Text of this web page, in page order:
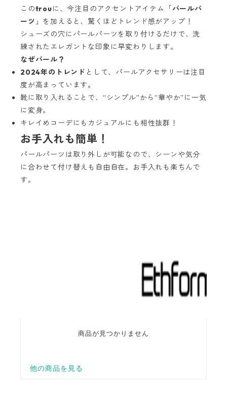
このtrouに、今注目のアクセントアイテム「パールパ
ーツ 」を加えると、驚くほどトレンド感がアップ！
シューズの穴にパールパーツを取り付けるだけで、洗
練されたエレガントな印象に早変わりします。
なぜパール？
2024年のトレンド として、パールアクセサリーは注目
度が高まっています。
靴に取り入れることで、“シンプル”から“華やか”に一気
に変身。
キレイめコーデにもカジュアルにも相性抜群！
お手入れも簡単！
パールパーツは取り外しが可能なので、シーンや気分
に合わせて付け替えも自由自在。お手入れも楽ちんで
す。